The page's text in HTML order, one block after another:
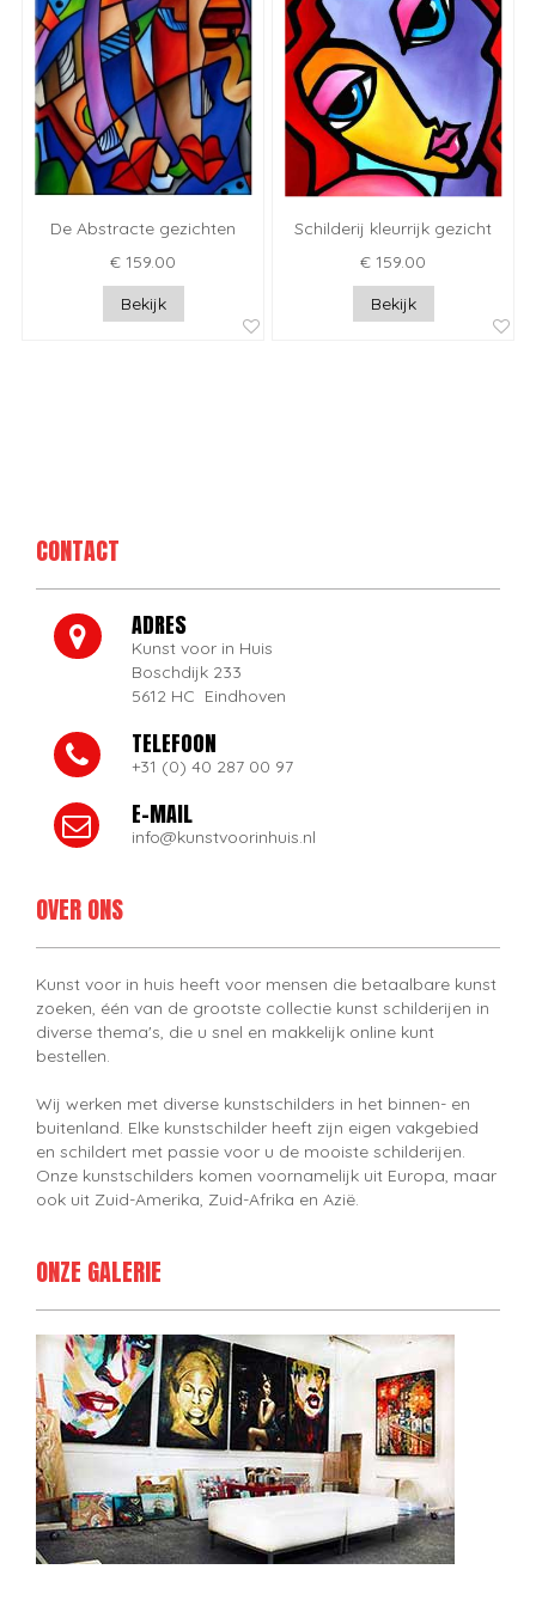
De Abstracte gezichten
€ 159.00
Bekijk
Schilderij kleurrijk gezicht
€ 159.00
Bekijk
CONTACT
ADRES
Kunst voor in Huis
Boschdijk 233
5612 HC Eindhoven
TELEFOON
+31 (0) 40 287 00 97
E-MAIL
info@kunstvoorinhuis.nl
OVER ONS
Kunst voor in huis heeft voor mensen die betaalbare kunst
zoeken, één van de grootste collectie kunst schilderijen in
diverse thema's, die u snel en makkelijk online kunt
bestellen.
Wij werken met diverse kunstschilders in het binnen- en
buitenland. Elke kunstschilder heeft zijn eigen vakgebied
en schildert met passie voor u de mooiste schilderijen.
Onze kunstschilders komen voornamelijk uit Europa, maar
ook uit Zuid-Amerika, Zuid-Afrika en Azië.
ONZE GALERIE